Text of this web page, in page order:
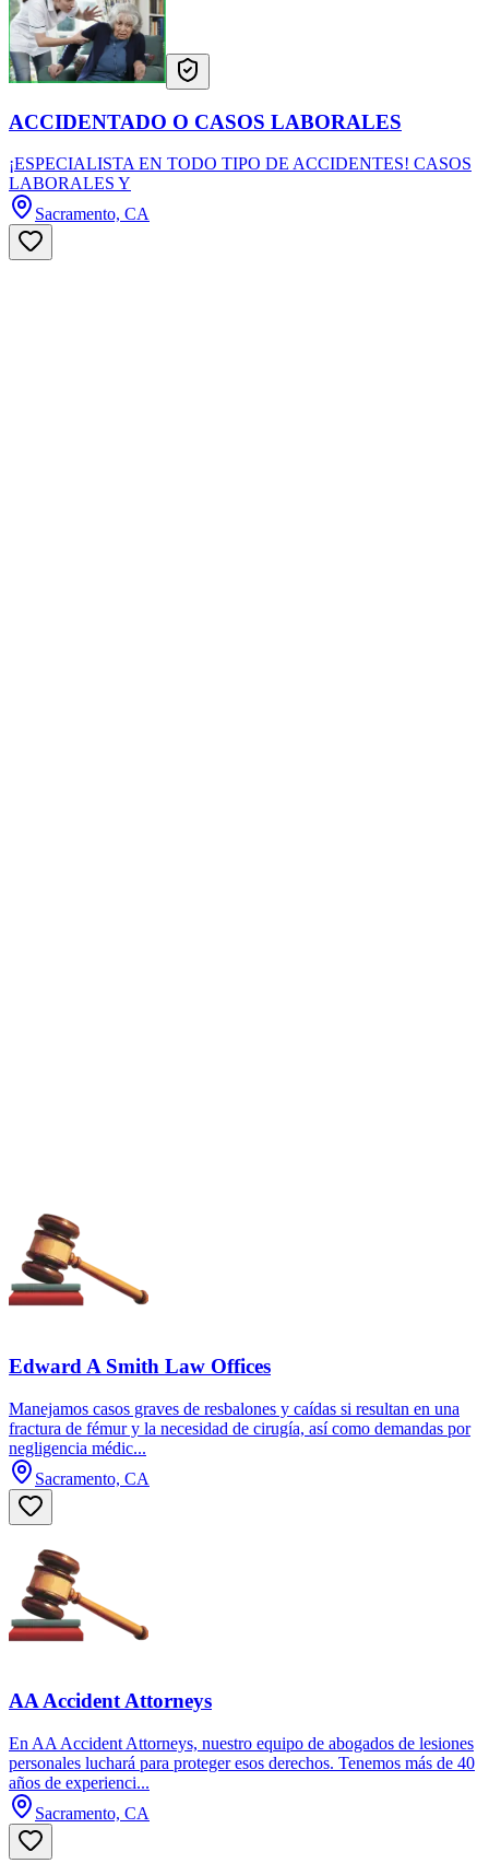
ACCIDENTADO O CASOS LABORALES
¡ESPECIALISTA EN TODO TIPO DE ACCIDENTES! CASOS
LABORALES Y
Sacramento, CA
Edward A Smith Law Offices
Manejamos casos graves de resbalones y caídas si resultan en una
fractura de fémur y la necesidad de cirugía, así como demandas por
negligencia médic...
Sacramento, CA
AA Accident Attorneys
En AA Accident Attorneys, nuestro equipo de abogados de lesiones
personales luchará para proteger esos derechos. Tenemos más de 40
años de experienci...
Sacramento, CA